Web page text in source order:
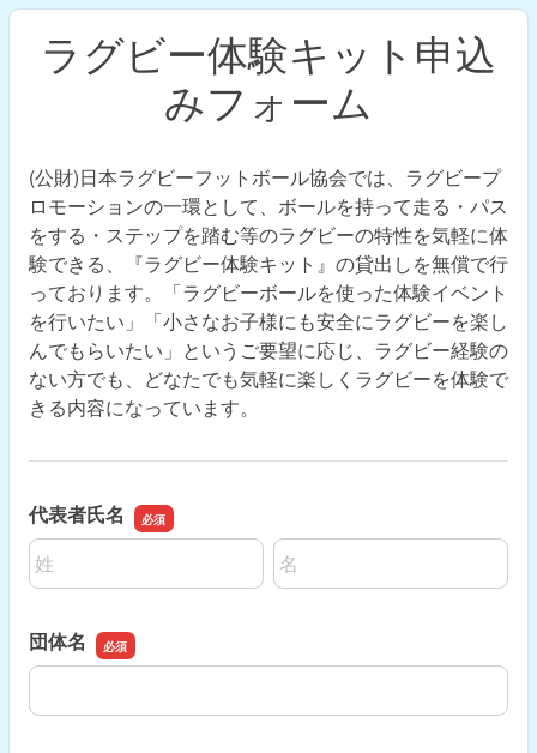
ラグビー体験キット申込
みフォーム
(公財)日本ラグビーフットボール協会では、ラグビープ
ロモーションの一環として、ボールを持って走る・パス
をする・ステップを踏む等のラグビーの特性を気軽に体
験できる、『ラグビー体験キット』の貸出しを無償で行
っております。「ラグビーボールを使った体験イベント
を行いたい」「小さなお子様にも安全にラグビーを楽し
んでもらいたい」というご要望に応じ、ラグビー経験の
ない方でも、どなたでも気軽に楽しくラグビーを体験で
きる内容になっています。
代表者氏名
名前の姓
名前の名
団体名
団体名